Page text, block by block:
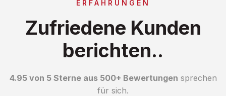
ERFAHRUNGEN
Zufriedene Kunden
berichten..
4.95 von 5 Sterne aus 500+ Bewertungen sprechen
für sich.